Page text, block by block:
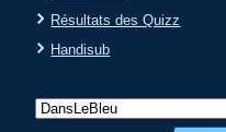
Résultats des Quizz
Handisub